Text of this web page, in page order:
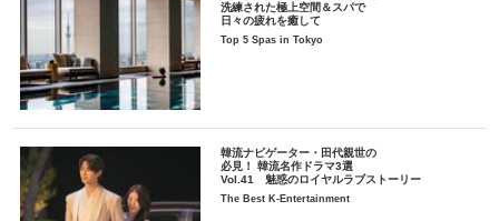
洗練された極上空間＆スパで
日々の疲れを癒して
Top 5 Spas in Tokyo
韓流ナビゲーター・田代親世の
必見！ 韓流名作ドラマ3選
Vol.41 魅惑のロイヤルラブストーリー
The Best K-Entertainment